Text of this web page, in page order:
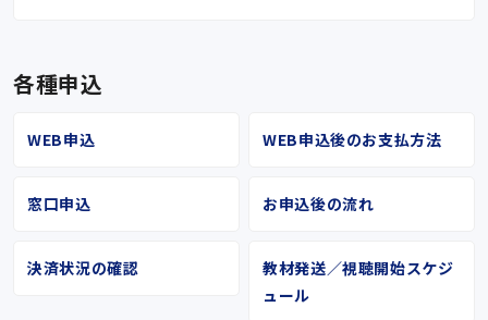
各種申込
WEB申込 WEB申込後のお支払方法
窓口申込 お申込後の流れ
決済状況の確認
教材発送／視聴開始スケジ
ュール